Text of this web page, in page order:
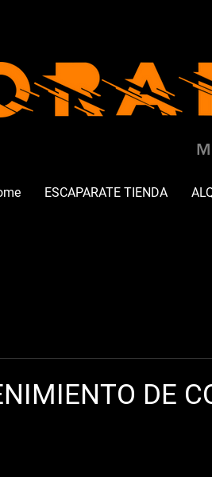
ESCAPARATE TIENDA
DE